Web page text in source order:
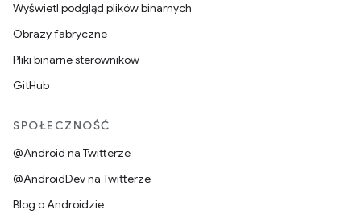
Wyświetl podgląd plików binarnych
Obrazy fabryczne
Pliki binarne sterowników
GitHub
SPOŁECZNOŚĆ
@Android na Twitterze
@AndroidDev na Twitterze
Blog o Androidzie